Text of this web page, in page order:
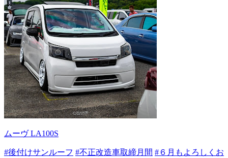
ムーヴ LA100S
#後付けサンルーフ #不正改造車取締月間 #６月もよろしくお